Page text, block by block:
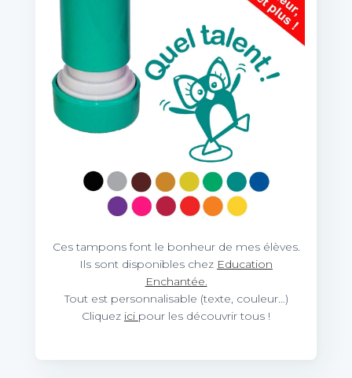
Ces tampons font le bonheur de mes élèves.
Ils sont disponibles chez Education
Enchantée.
Tout est personnalisable (texte, couleur…)
Cliquez ici pour les découvrir tous !